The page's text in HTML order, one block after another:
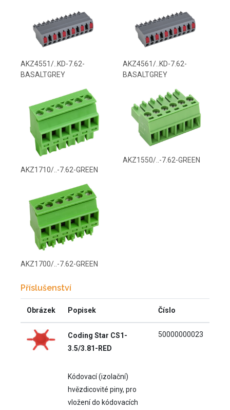
AKZ4551/..KD-7.62-
BASALTGREY
AKZ4561/..KD-7.62-
BASALTGREY
AKZ1710/..-7.62-GREEN
AKZ1550/..-7.62-GREEN
AKZ1700/..-7.62-GREEN
Příslušenství
Obrázek Popisek Číslo
Coding Star CS1-
3.5/3.81-RED
Kódovací (izolační)
hvězdicovité piny, pro
vložení do kódovacích
50000000023